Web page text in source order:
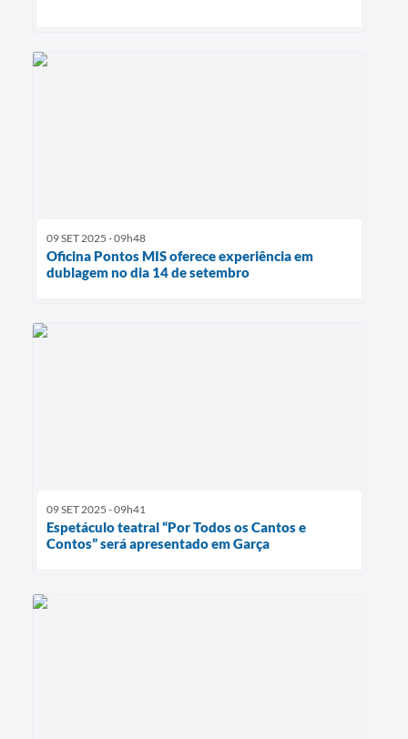
09 SET 2025 - 09h48
Oficina Pontos MIS oferece experiência em
dublagem no dia 14 de setembro
09 SET 2025 - 09h41
Espetáculo teatral “Por Todos os Cantos e
Contos” será apresentado em Garça